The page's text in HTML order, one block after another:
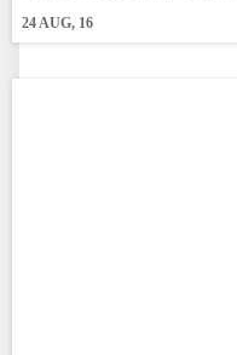
24AUG, 16